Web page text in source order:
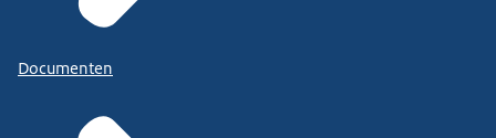
Documenten